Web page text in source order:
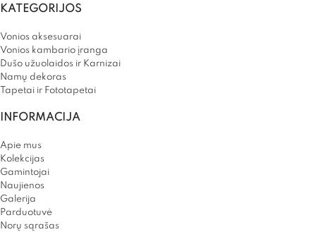
KATEGORIJOS
Vonios aksesuarai
Vonios kambario įranga
Dušo užuolaidos ir Karnizai
Namų dekoras
Tapetai ir Fototapetai
INFORMACIJA
Apie mus
Kolekcijas
Gamintojai
Naujienos
Galerija
Parduotuvė
Norų sąrašas